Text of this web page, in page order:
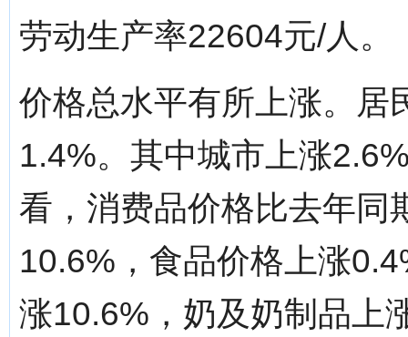
劳动生产率22604元/人。
价格总水平有所上涨。居
1.4%。其中城市上涨
看，消费品价格比去年同
10.6%，食品价格上涨
涨10.6%，奶及奶制品上